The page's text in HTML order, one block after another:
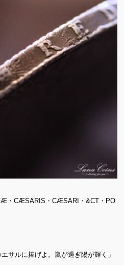
・CÆSARIS・CÆSARI・&CT・PO
サルに捧げよ。嵐が過ぎ陽が輝く」